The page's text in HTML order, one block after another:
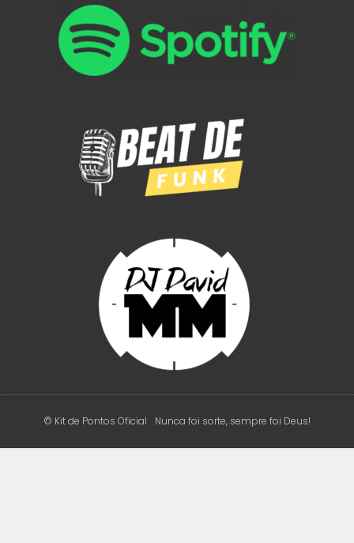
© Kit de Pontos Oficial Nunca foi sorte, sempre foi Deus!